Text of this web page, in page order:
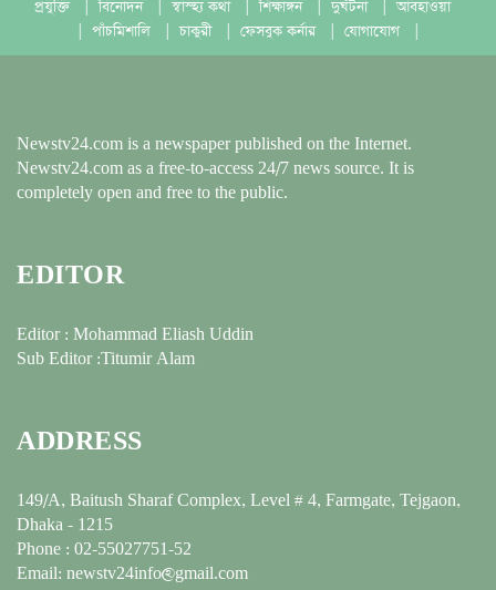
প্রযুক্তি
বিনোদন স্বাস্হ্য কথা শিক্ষাঙ্গন দুর্ঘটনা
আবহাওয়া
পাঁচমিশালি চাকুরী ফেসবুক কর্নার যোগাযোগ
Newstv24.com is a newspaper published on the Internet.
Newstv24.com as a free-to-access 24/7 news source. It is
completely open and free to the public.
EDITOR
Editor : Mohammad Eliash Uddin
Sub Editor :Titumir Alam
ADDRESS
149/A, Baitush Sharaf Complex, Level # 4, Farmgate, Tejgaon,
Dhaka - 1215
Phone : 02-55027751-52
Email: newstv24info@gmail.com